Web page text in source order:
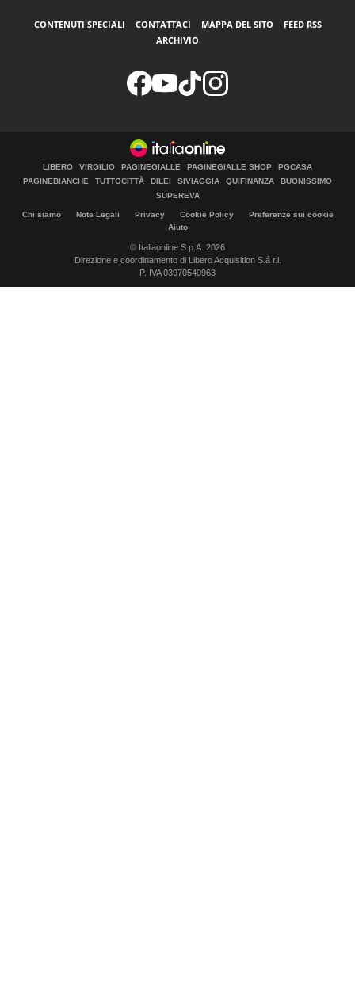
CONTENUTI SPECIALI CONTATTACI MAPPA DEL SITO
FEED RSS
ARCHIVIO
LIBERO VIRGILIO PAGINEGIALLE PAGINEGIALLE SHOP
PGCASA
PAGINEBIANCHE
TUTTOCITTÀ DILEI SIVIAGGIA QUIFINANZA
BUONISSIMO
SUPEREVA
Chi siamo Note Legali Privacy Cookie Policy
Preferenze sui cookie
Aiuto
© Italiaonline S.p.A. 2026
Direzione e coordinamento di Libero Acquisition S.á r.l.
P. IVA 03970540963